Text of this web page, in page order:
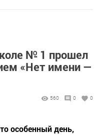
№ 1 прошел
«Нет имени —
560 0 0
особенный день,